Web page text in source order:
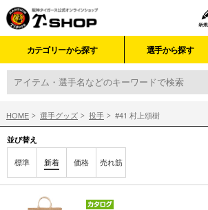
カテゴリーから探す 選手から探す
HOME 選手グッズ 投手 #41 村上頌樹
並び替え
標準 新着 価格 売れ筋